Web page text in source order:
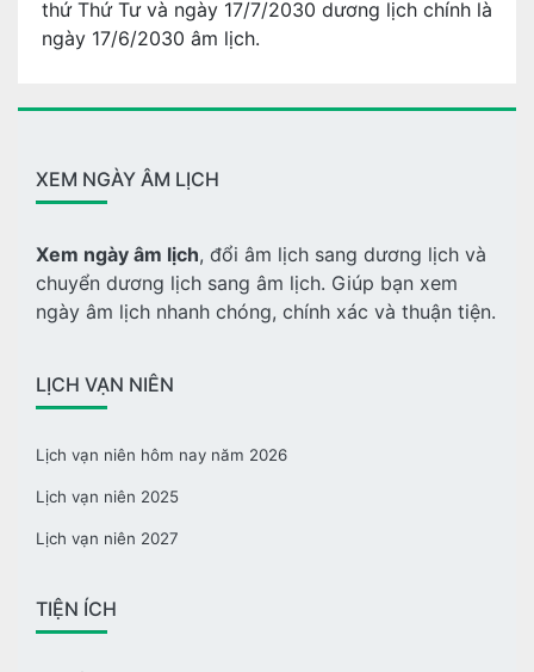
thứ Thứ Tư và ngày 17/7/2030 dương lịch chính là
ngày 17/6/2030 âm lịch.
XEM NGÀY ÂM LỊCH
Xem ngày âm lịch, đổi âm lịch sang dương lịch và
chuyển dương lịch sang âm lịch. Giúp bạn xem
ngày âm lịch nhanh chóng, chính xác và thuận tiện.
LỊCH VẠN NIÊN
Lịch vạn niên hôm nay năm 2026
Lịch vạn niên 2025
Lịch vạn niên 2027
TIỆN ÍCH